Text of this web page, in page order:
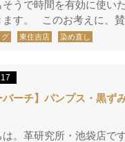
そうで時間を有効に使い
ます。 このお考えに、
グ 東住吉店 染め直し
バーチ】パンプス・黒
は。革研究所・池袋店